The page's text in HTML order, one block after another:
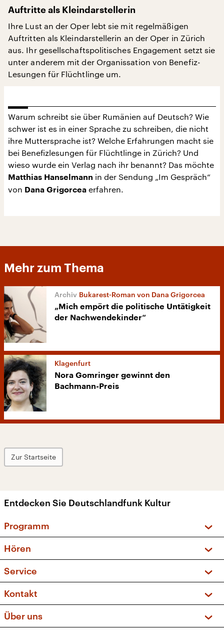
Auftritte als Kleindarstellerin
Ihre Lust an der Oper lebt sie mit regelmäßigen
Auftritten als Kleindarstellerin an der Oper in Zürich
aus. Ihr gesellschaftspolitisches Engagement setzt sie
unter anderem mit der Organissation von Benefiz-
Lesungen für Flüchtlinge um.
Warum schreibt sie über Rumänien auf Deutsch? Wie
schwer ist es in einer Sprache zu schreiben, die nicht
ihre Muttersprache ist? Welche Erfahrungen macht sie
bei Benefizlesungen für Flüchtlinge in Zürich? Und
wieso wurde ein Verlag nach ihr benannt? Das möchte
Matthias Hanselmann in der Sendung „Im Gespräch“
von Dana Grigorcea erfahren.
Mehr zum Thema
Bukarest-Roman von Dana Grigorcea
„Mich empört die politische Untätigkeit
der Nachwendekinder“
Klagenfurt
Nora Gomringer gewinnt den
Bachmann-Preis
Zur Startseite
Entdecken Sie Deutschlandfunk Kultur
Programm
Sendungen und Podcasts
Musikliste
Kakadu – Das Kinderprogramm
Hören
Frequenzen (UKW + DAB+)
Service
FAQ
Apps
Newsletter
Kontakt
Social Media
Über uns